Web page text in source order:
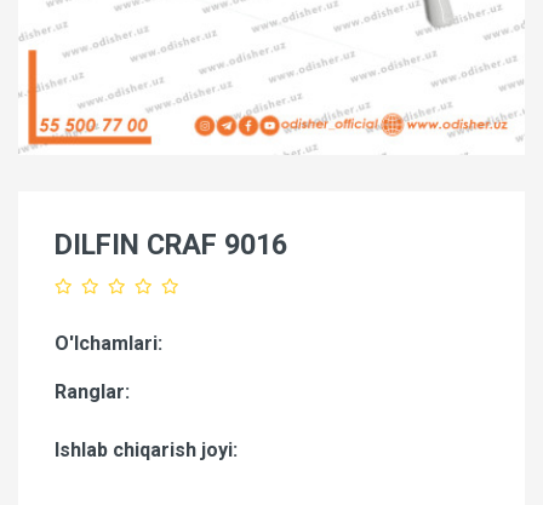
DILFIN CRAF 9016
O'lchamlari:
Ranglar:
Ishlab chiqarish joyi: